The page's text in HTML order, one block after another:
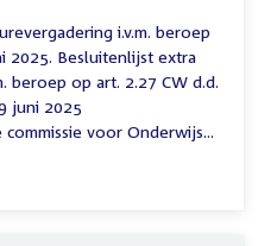
i.v.m. beroep
2025. Besluitenlijst extra
beroep op art. 2.27 CW d.d.
juni 2025
voor Onderwijs...